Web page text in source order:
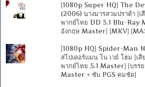
[1080p Super HQ] The
(2006) นางมารสวมปราด้า [เ
พากย์ไทย DD 5.1 Blu-Ray
อังกฤษ Master] [MKV]
[1080p HQ] Spider-Man
สไปเดอร์แมน โน เวย์ โฮม [เ
พากย์ไทย 5.1 Master] [บรร
Master + ซับ PGS คมชัด]